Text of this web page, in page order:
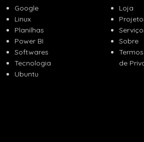
Google
Linux
Planilhas
Power BI
Softwares
Tecnologia
Ubuntu
Loja
Sobre
de